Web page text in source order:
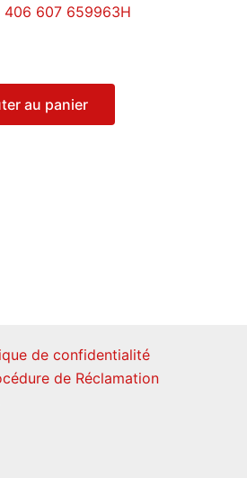
406 607 659963H
au panier
de confidentialité
de Réclamation